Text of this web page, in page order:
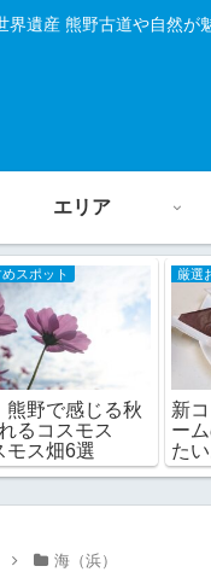
界遺産 熊野古道や自然が
エリア
スポット
熊野で感じる秋
るコスモス
モス畑6選
厳選
新
ー
た
海（浜）